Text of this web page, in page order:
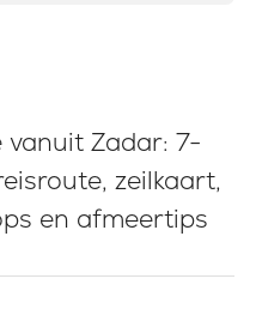
vanuit Zadar: 7-
zeilkaart,
en afmeertips